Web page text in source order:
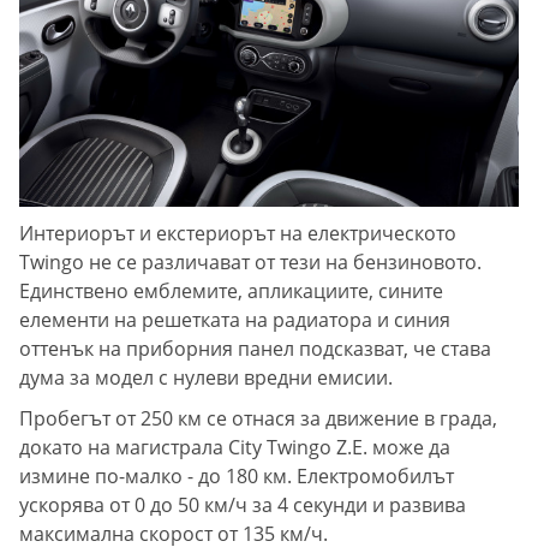
Интериорът и екстериорът на електрическото
Twingo не се различават от тези на бензиновото.
Единствено емблемите, апликациите, сините
елементи на решетката на радиатора и синия
оттенък на приборния панел подсказват, че става
дума за модел с нулеви вредни емисии.
Пробегът от 250 км се отнася за движение в града,
докато на магистрала City Twingo Z.E. може да
измине по-малко - до 180 км. Електромобилът
ускорява от 0 до 50 км/ч за 4 секунди и развива
максимална скорост от 135 км/ч.